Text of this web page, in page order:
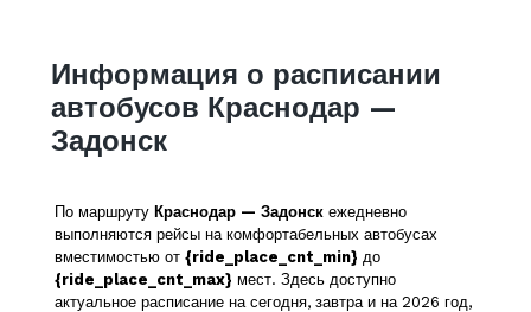
Информация о расписании
автобусов Краснодар —
Задонск
По маршруту Краснодар — Задонск ежедневно
выполняются рейсы на комфортабельных автобусах
вместимостью от {ride_place_cnt_min} до
{ride_place_cnt_max} мест. Здесь доступно
актуальное расписание на сегодня, завтра и на 2026 год,